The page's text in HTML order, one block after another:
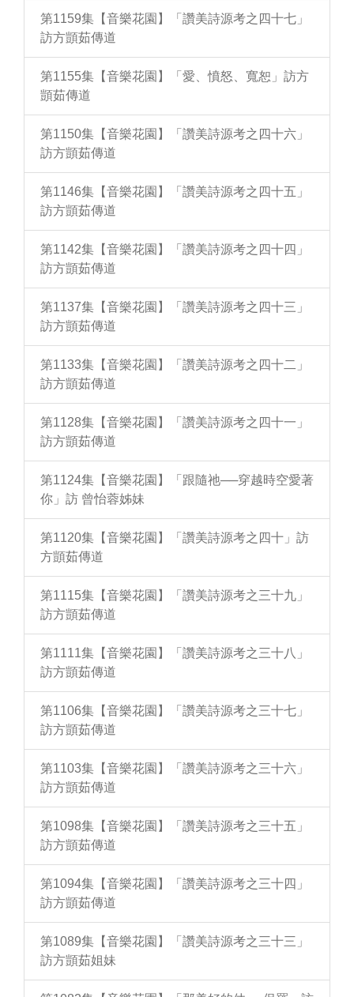
第1159集【音樂花園】「讚美詩源考之四十七」
訪方顗茹傳道
第1155集【音樂花園】「愛、憤怒、寬恕」訪方
顗茹傳道
第1150集【音樂花園】「讚美詩源考之四十六」
訪方顗茹傳道
第1146集【音樂花園】「讚美詩源考之四十五」
訪方顗茹傳道
第1142集【音樂花園】「讚美詩源考之四十四」
訪方顗茹傳道
第1137集【音樂花園】「讚美詩源考之四十三」
訪方顗茹傳道
第1133集【音樂花園】「讚美詩源考之四十二」
訪方顗茹傳道
第1128集【音樂花園】「讚美詩源考之四十一」
訪方顗茹傳道
第1124集【音樂花園】「跟隨祂──穿越時空愛著
你」訪 曾怡蓉姊妹
第1120集【音樂花園】「讚美詩源考之四十」訪
方顗茹傳道
第1115集【音樂花園】「讚美詩源考之三十九」
訪方顗茹傳道
第1111集【音樂花園】「讚美詩源考之三十八」
訪方顗茹傳道
第1106集【音樂花園】「讚美詩源考之三十七」
訪方顗茹傳道
第1103集【音樂花園】「讚美詩源考之三十六」
訪方顗茹傳道
第1098集【音樂花園】「讚美詩源考之三十五」
訪方顗茹傳道
第1094集【音樂花園】「讚美詩源考之三十四」
訪方顗茹傳道
第1089集【音樂花園】「讚美詩源考之三十三」
訪方顗茹姐妹